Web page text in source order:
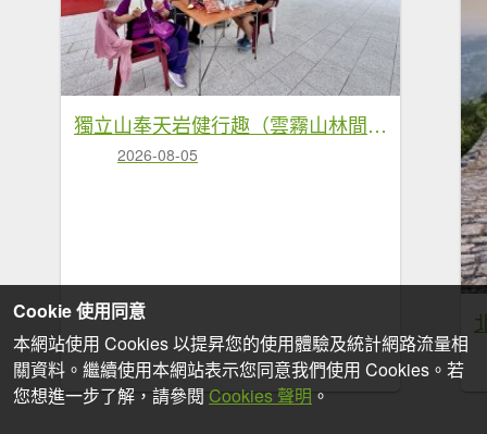
獨立山奉天岩健行趣（雲霧山林間的悠閒時光） 2026.7.30
2026-08-05
Cookie 使用同意
本網站使用 Cookies 以提昇您的使用體驗及統計網路流量相
關資料。繼續使用本網站表示您同意我們使用 Cookies。若
您想進一步了解，請參閱 Cookies 聲明 。